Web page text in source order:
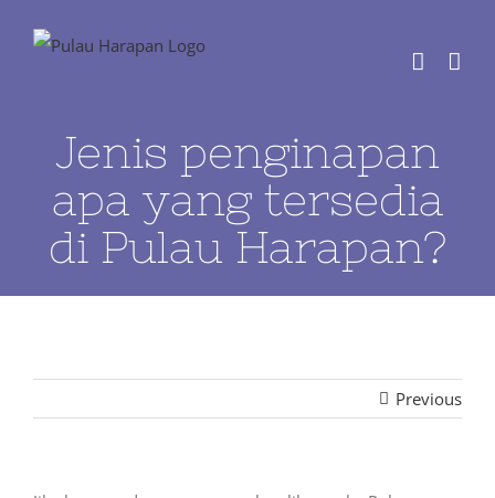
Jenis penginapan
apa yang tersedia
di Pulau Harapan?
Previous